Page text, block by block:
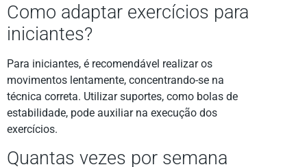
Como adaptar exercícios para
iniciantes?
Para iniciantes, é recomendável realizar os
movimentos lentamente, concentrando-se na
técnica correta. Utilizar suportes, como bolas de
estabilidade, pode auxiliar na execução dos
exercícios.
Quantas vezes por semana